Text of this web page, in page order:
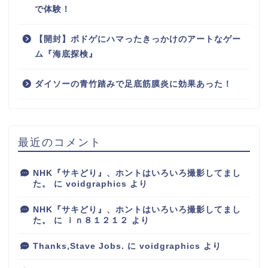
で体験！
【開封】ボドゲにハマったきっかけのアートなゲー
ム『海底探検』
ダイソーの青竹踏みで足底筋膜炎に効果あった！
最近のコメント
NHK『サキどり』、ホントはいろいろ撮影してまし
た。
に voidgraphics より
NHK『サキどり』、ホントはいろいろ撮影してまし
た。
に ｉｎ８１２１２ より
Thanks,Stave Jobs. に voidgraphics より